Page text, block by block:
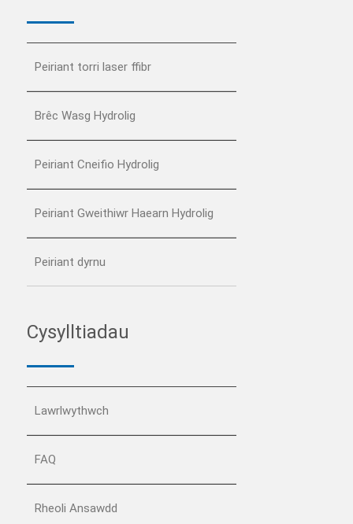
Peiriant torri laser ffibr
Brêc Wasg Hydrolig
Peiriant Cneifio Hydrolig
Peiriant Gweithiwr Haearn Hydrolig
Peiriant dyrnu
Cysylltiadau
Lawrlwythwch
FAQ
Rheoli Ansawdd